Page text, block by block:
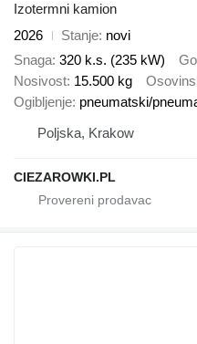
Izotermni kamion
2026
Stanje novi
Snaga 320 k.s. (235 kW)
Nosivost 15.500 kg
Ogibljenje pneumatski/
Poljska, Krakow
CIEZAROWKI.PL